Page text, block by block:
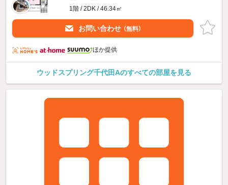
1階 / 2DK / 46.34㎡
お問い合わせ （無料）
ほか提供
ウッドスプリング千代田Aのすべての部屋を見る